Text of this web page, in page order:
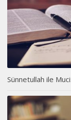
Sünnetullah ile